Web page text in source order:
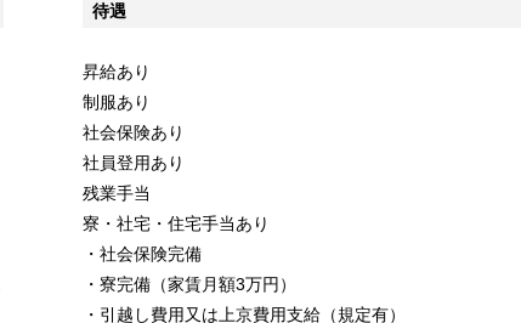
待遇
昇給あり
制服あり
社会保険あり
社員登用あり
残業手当
寮・社宅・住宅手当あり
・社会保険完備
・寮完備（家賃月額3万円）
・引越し費用又は上京費用支給（規定有）